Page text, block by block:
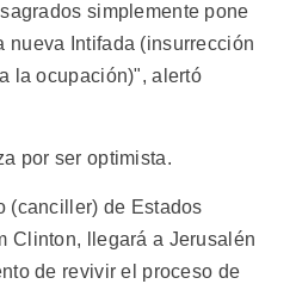
simplemente pone
nueva Intifada (insurrección
la ocupación)", alertó
por ser optimista.
(canciller) de Estados
Clinton, llegará a Jerusalén
de revivir el proceso de